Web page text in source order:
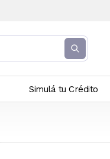
Simulá tu Crédito